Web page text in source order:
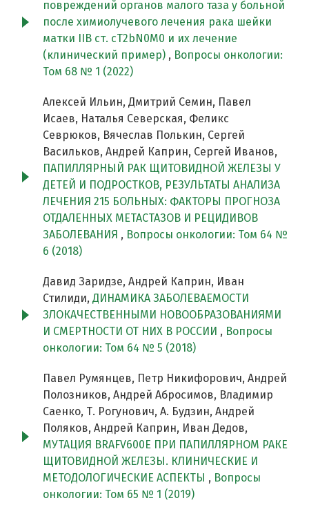
повреждений органов малого таза у больной
после химиолучевого лечения рака шейки
матки IIB ст. cT2bN0M0 и их лечение
(клинический пример) , Вопросы онкологии:
Том 68 № 1 (2022)
Алексей Ильин, Дмитрий Семин, Павел
Исаев, Наталья Северская, Феликс
Севрюков, Вячеслав Полькин, Сергей
Васильков, Андрей Каприн, Сергей Иванов,
ПАПИЛЛЯРНЫЙ РАК ЩИТОВИДНОЙ ЖЕЛЕЗЫ У
ДЕТЕЙ И ПОДРОСТКОВ, РЕЗУЛЬТАТЫ АНАЛИЗА
ЛЕЧЕНИЯ 215 БОЛЬНЫХ: ФАКТОРЫ ПРОГНОЗА
ОТДАЛЕННЫХ МЕТАСТАЗОВ И РЕЦИДИВОВ
ЗАБОЛЕВАНИЯ , Вопросы онкологии: Том 64 №
6 (2018)
Давид Заридзе, Андрей Каприн, Иван
Стилиди, ДИНАМИКА ЗАБОЛЕВАЕМОСТИ
ЗЛОКАЧЕСТВЕННЫМИ НОВООБРАЗОВАНИЯМИ
И СМЕРТНОСТИ ОТ НИХ В РОССИИ , Вопросы
онкологии: Том 64 № 5 (2018)
Павел Румянцев, Петр Никифорович, Андрей
Полозников, Андрей Абросимов, Владимир
Саенко, Т. Рогунович, А. Будзин, Андрей
Поляков, Андрей Каприн, Иван Дедов,
МУТАЦИЯ BRAFV600E ПРИ ПАПИЛЛЯРНОМ РАКЕ
ЩИТОВИДНОЙ ЖЕЛЕЗЫ. КЛИНИЧЕСКИЕ И
МЕТОДОЛОГИЧЕСКИЕ АСПЕКТЫ , Вопросы
онкологии: Том 65 № 1 (2019)